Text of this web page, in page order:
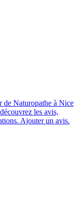
Naturopathe à Nice
les avis,
Ajouter un avis.